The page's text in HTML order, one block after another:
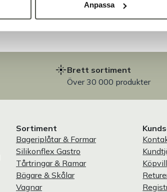
Anpassa
Brett sortiment
Över 30 000 produkter
Sortiment
Bageriplåtar & Formar
Silikonflex Gastro
Tårtringar & Ramar
Bägare & Skålar
Vagnar